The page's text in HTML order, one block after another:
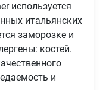
используется
итальянских
заморозке и
костей.
и